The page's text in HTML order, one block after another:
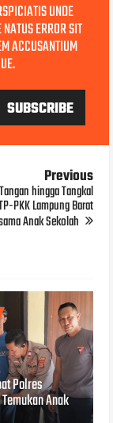
UNDE
ERROR SIT
ACCUSANTIUM
Previous
hingga Tangkal
PKK Lampung Barat
Anak Sekolah
Polres
Anak